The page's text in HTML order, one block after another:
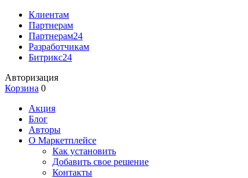
Клиентам
Партнерам
Партнерам24
Разработчикам
Битрикс24
Авторизация
Корзина 0
Акция
Блог
Авторы
О Маркетплейсе
Как установить
Добавить свое решение
Контакты